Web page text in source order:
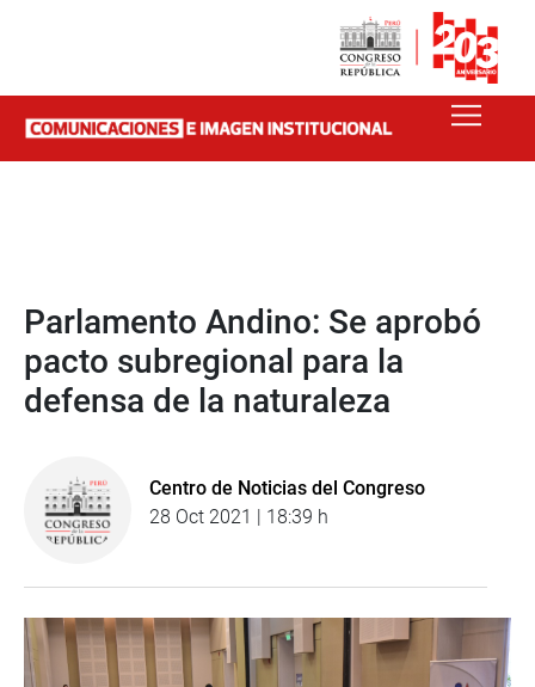
Parlamento Andino: Se aprobó
pacto subregional para la
defensa de la naturaleza
Centro de Noticias del Congreso
28 Oct 2021 | 18:39 h